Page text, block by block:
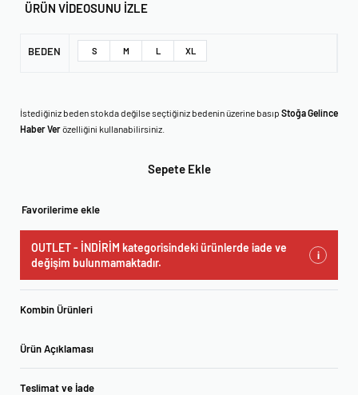
ÜRÜN VİDEOSUNU İZLE
BEDEN S M L XL
İstediğiniz beden stokda değilse seçtiğiniz bedenin üzerine basıp Stoğa Gelince
Haber Verözelliğini kullanabilirsiniz.
Sepete Ekle
Favorilerime ekle
OUTLET - İNDİRİM kategorisindeki ürünlerde iade ve
değişim bulunmamaktadır.
i
Kombin Ürünleri
Ürün Açıklaması
Teslimat ve İade